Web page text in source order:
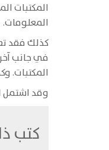
المكتبات
المعلومات.
كذلك فقد
في جانب
المكتبات.
وقد اشتمل
كتب